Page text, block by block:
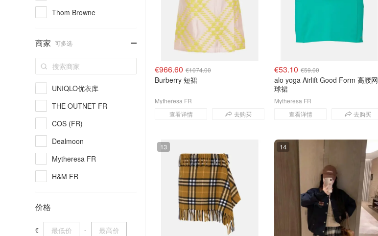
Thom Browne
lululemon
Sandro
Mango
商家 可多选
UNIQLO优衣库
THE OUTNET FR
COS (FR)
Dealmoon
Mytheresa FR
H&M FR
lululemon (FR)
价格
€ -
€966.60 €1074.00
Burberry 短裙
查看详情 去购买
Mytheresa FR
€53.10 €59.00
alo yoga Airlift Good Form 高腰网
球裙
查看详情 去购买
Mytheresa FR
13 14